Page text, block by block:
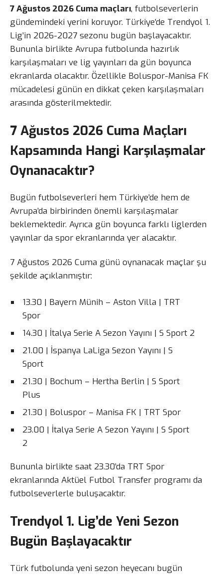
7 Ağustos 2026 Cuma maçları, futbolseverlerin
gündemindeki yerini koruyor. Türkiye’de Trendyol 1.
Lig’in 2026-2027 sezonu bugün başlayacaktır.
Bununla birlikte Avrupa futbolunda hazırlık
karşılaşmaları ve lig yayınları da gün boyunca
ekranlarda olacaktır. Özellikle Boluspor-Manisa FK
mücadelesi günün en dikkat çeken karşılaşmaları
arasında gösterilmektedir.
7 Ağustos 2026 Cuma Maçları
Kapsamında Hangi Karşılaşmalar
Oynanacaktır?
Bugün futbolseverleri hem Türkiye’de hem de
Avrupa’da birbirinden önemli karşılaşmalar
beklemektedir. Ayrıca gün boyunca farklı liglerden
yayınlar da spor ekranlarında yer alacaktır.
7 Ağustos 2026 Cuma günü oynanacak maçlar şu
şekilde açıklanmıştır:
13.30 | Bayern Münih – Aston Villa | TRT
Spor
14.30 | İtalya Serie A Sezon Yayını | S Sport 2
21.00 | İspanya LaLiga Sezon Yayını | S
Sport
21.30 | Bochum – Hertha Berlin | S Sport
Plus
21.30 | Boluspor – Manisa FK | TRT Spor
23.00 | İtalya Serie A Sezon Yayını | S Sport
2
Bununla birlikte saat 23.30’da TRT Spor
ekranlarında Aktüel Futbol Transfer programı da
futbolseverlerle buluşacaktır.
Trendyol 1. Lig’de Yeni Sezon
Bugün Başlayacaktır
Türk futbolunda yeni sezon heyecanı bugün